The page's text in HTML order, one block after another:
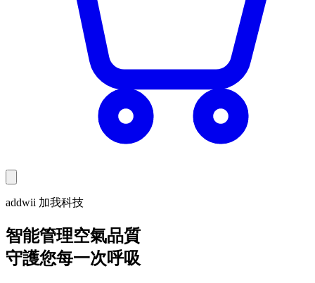
addwii 加我科技
智能管理空氣品質
守護您每一次呼吸